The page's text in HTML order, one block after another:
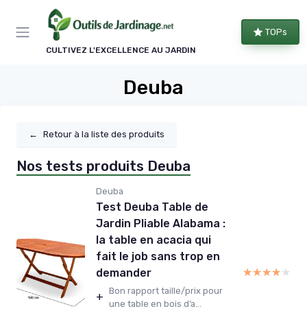
CULTIVEZ L'EXCELLENCE AU JARDIN
TOPs
Deuba
← Retour à la liste des produits
Nos tests produits Deuba
Deuba
Test Deuba Table de
Jardin Pliable Alabama :
la table en acacia qui
fait le job sans trop en
demander
+ Bon rapport taille/prix pour
une table en bois d’a...
★★★★★
★★★★★
Panneau de gestion des cookies